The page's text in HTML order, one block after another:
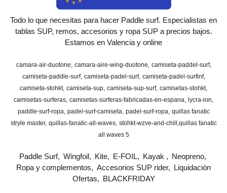
Todo lo que necesitas para hacer Paddle surf. Especialistas en
tablas SUP, remos, accesorios y ropa SUP a precios bajos.
Estamos en Valencia y online
camara-air-duotone camara-aire-wing-duotone camiseta-paddel-surf
camiseta-paddle-surf camiseta-padel-surf camiseta-padel-surfinf
camiseta-stohkt camiseta-sup camiseta-sup-surf camisetas-stohkt
camisetas-surferas camisetas-surferas-fabricadas-en-espana
lycra-ion
paddle-surf-ropa padel-surf-camiseta padel-surf-ropa quillas fanatic
stryle master quillas-fanatic-all-waves stohkt-wzve-and-chill
​quillas fanatic
all waves 5
Paddle Surf Wingfoil Kite E-FOIL Kayak
Neopreno
Ropa y complementos
Accesorios SUP rider
Liquidación
Ofertas
BLACKFRIDAY